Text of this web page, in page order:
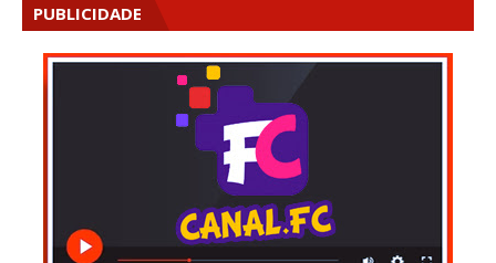
PUBLICIDADE